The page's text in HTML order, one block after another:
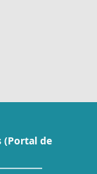
(Portal de